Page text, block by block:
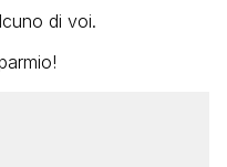
di voi.